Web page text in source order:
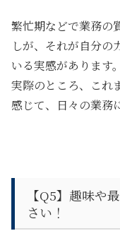
繁忙期などで業務の
しが、それが自分の
いる実感があります。
実際のところ、これ
感じて、日々の業務
【Q5】 趣味や
さい！